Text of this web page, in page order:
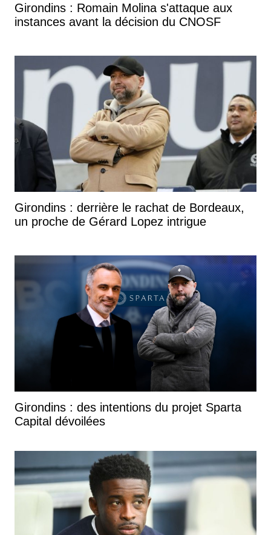
Girondins : Romain Molina s'attaque aux
instances avant la décision du CNOSF
Girondins : derrière le rachat de Bordeaux,
un proche de Gérard Lopez intrigue
Girondins : des intentions du projet Sparta
Capital dévoilées